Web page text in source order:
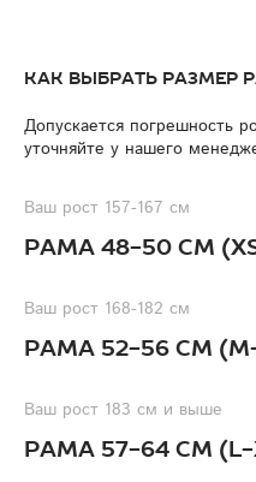
Как выбрать размер
Допускается погрешность
уточняйте у нашего
Ваш рост 157-167 см
Рама 48-50 см
Ваш рост 168-182 см
Рама 52-56 см
Ваш рост 183 см и выше
Рама 57-64 см (L-